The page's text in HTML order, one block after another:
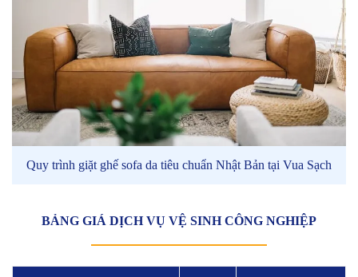
Quy trình giặt ghế sofa da tiêu chuẩn Nhật Bản tại Vua Sạch
BẢNG GIÁ DỊCH VỤ VỆ SINH CÔNG NGHIỆP